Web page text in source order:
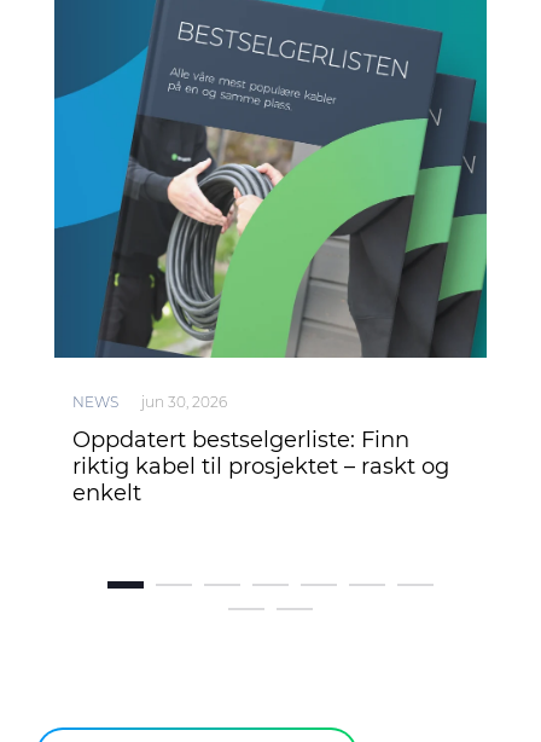
NEWS jun 30, 2026
Oppdatert bestselgerliste: Finn
riktig kabel til prosjektet – raskt og
enkelt